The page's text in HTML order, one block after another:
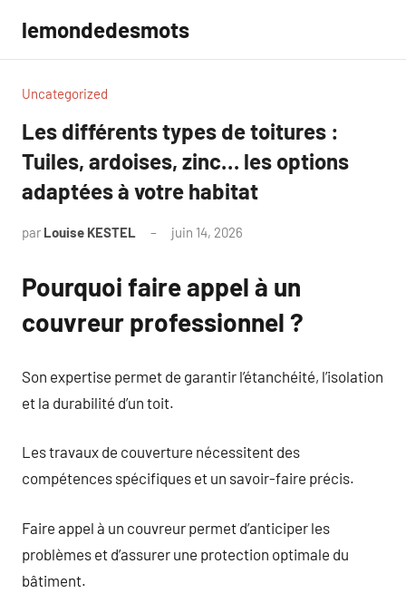
contenu
lemondedesmots
Uncategorized
Les différents types de toitures :
Tuiles, ardoises, zinc… les options
adaptées à votre habitat
par Louise KESTEL juin 14, 2026
Pourquoi faire appel à un
couvreur professionnel ?
Son expertise permet de garantir l’étanchéité, l’isolation
et la durabilité d’un toit.
Les travaux de couverture nécessitent des
compétences spécifiques et un savoir-faire précis.
Faire appel à un couvreur permet d’anticiper les
problèmes et d’assurer une protection optimale du
bâtiment.